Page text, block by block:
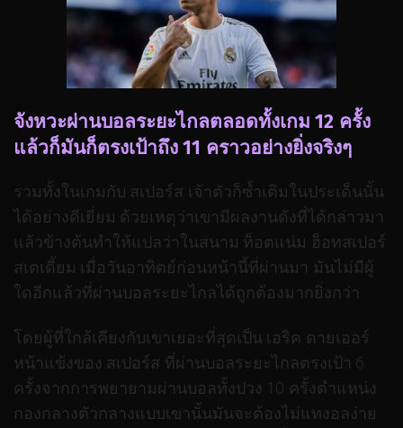
จังหวะผ่านบอลระยะไกลตลอดทั้งเกม 12 ครั้ง
แล้วก็มันก็ตรงเป้าถึง 11 คราวอย่างยิ่งจริงๆ
รวมทั้งในเกมกับ สเปอร์ส เจ้าตัวก็ซ้ำเติมในประเด็นนั้น
ได้อย่างดีเยี่ยม ด้วยเหตุว่าเขามีผลงานดังที่ได้กล่าวมา
แล้วข้างต้นทำให้แปลว่าในสนาม ท็อตแน่ม ฮ็อทสเปอร์
สเตเดี้ยม เมื่อวันอาทิตย์ก่อนหน้านี้ที่ผ่านมา มันไม่มีผู้
ใดอีกแล้วที่ผ่านบอลระยะไกลได้ถูกต้องมากยิ่งกว่า
โดยผู้ที่ใกล้เคียงกับเขาเยอะที่สุดเป็น เอริค ดายเออร์
หน้าแข้งของ สเปอร์ส ที่ผ่านบอลระยะไกลตรงเป้า 6
ครั้งจากการพยายามผ่านบอลทั้งปวง 10 ครั้งตำแหน่ง
กองกลางตัวกลางแบบเขานั้นมันจะต้องไม่แทงอลง่าย